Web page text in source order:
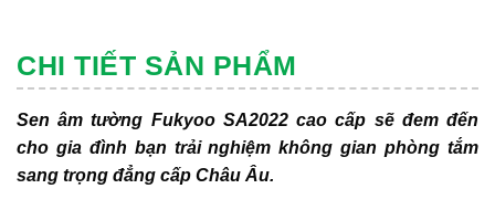
CHI TIẾT SẢN PHẨM
Sen âm tường Fukyoo SA2022 cao cấp sẽ đem đến
cho gia đình bạn trải nghiệm không gian phòng tắm
sang trọng đẳng cấp Châu Âu.